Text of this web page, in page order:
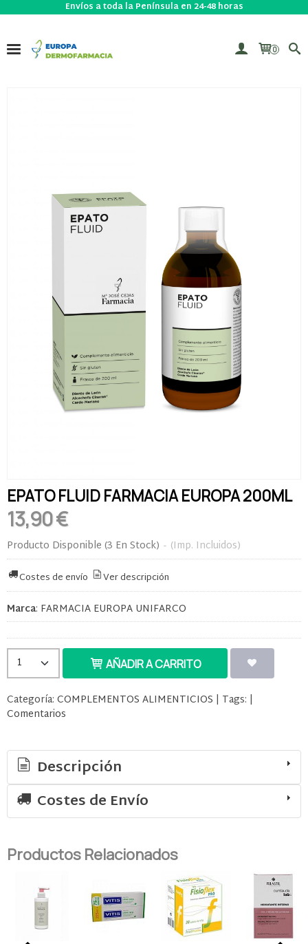
Envíos a toda la Península en 24-48 horas
0
EPATO FLUID FARMACIA EUROPA 200ML
13,90 €
Producto Disponible (3 En Stock) - (Imp. Incluidos)
Costes de envío Ver descripción
Marca: FARMACIA EUROPA UNIFARCO
AÑADIR A CARRITO
Categoría: COMPLEMENTOS ALIMENTICIOS | Tags: |
Comentarios
Descripción
Costes de Envío
Productos Relacionados